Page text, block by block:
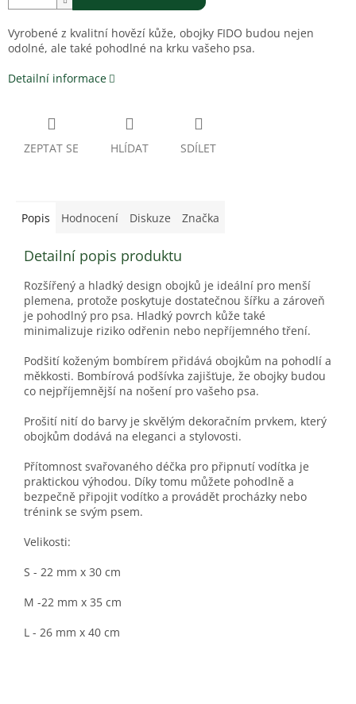
Vyrobené z kvalitní hovězí kůže, obojky FIDO budou nejen
odolné, ale také pohodlné na krku vašeho psa.
Detailní informace
ZEPTAT SE HLÍDAT SDÍLET
Popis Hodnocení Diskuze Značka
Detailní popis produktu
Rozšířený a hladký design obojků je ideální pro menší
plemena, protože poskytuje dostatečnou šířku a zároveň
je pohodlný pro psa. Hladký povrch kůže také
minimalizuje riziko odřenin nebo nepříjemného tření.
Podšití koženým bombírem přidává obojkům na pohodlí a
měkkosti. Bombírová podšívka zajišťuje, že obojky budou
co nejpříjemnější na nošení pro vašeho psa.
Prošití nití do barvy je skvělým dekoračním prvkem, který
obojkům dodává na eleganci a stylovosti.
Přítomnost svařovaného déčka pro připnutí vodítka je
praktickou výhodou. Díky tomu můžete pohodlně a
bezpečně připojit vodítko a provádět procházky nebo
trénink se svým psem.
Velikosti:
S - 22 mm x 30 cm
M -22 mm x 35 cm
L - 26 mm x 40 cm